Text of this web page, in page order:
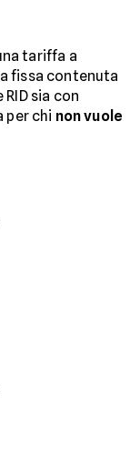
tariffa a
fissa contenuta
sia con
per chi non vuole